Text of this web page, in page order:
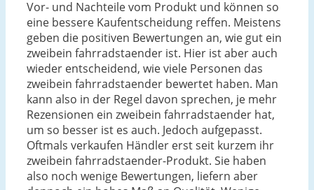
Vor- und Nachteile vom Produkt und können so
eine bessere Kaufentscheidung reffen. Meistens
geben die positiven Bewertungen an, wie gut ein
zweibein fahrradstaender ist. Hier ist aber auch
wieder entscheidend, wie viele Personen das
zweibein fahrradstaender bewertet haben. Man
kann also in der Regel davon sprechen, je mehr
Rezensionen ein zweibein fahrradstaender hat,
um so besser ist es auch. Jedoch aufgepasst.
Oftmals verkaufen Händler erst seit kurzem ihr
zweibein fahrradstaender-Produkt. Sie haben
also noch wenige Bewertungen, liefern aber